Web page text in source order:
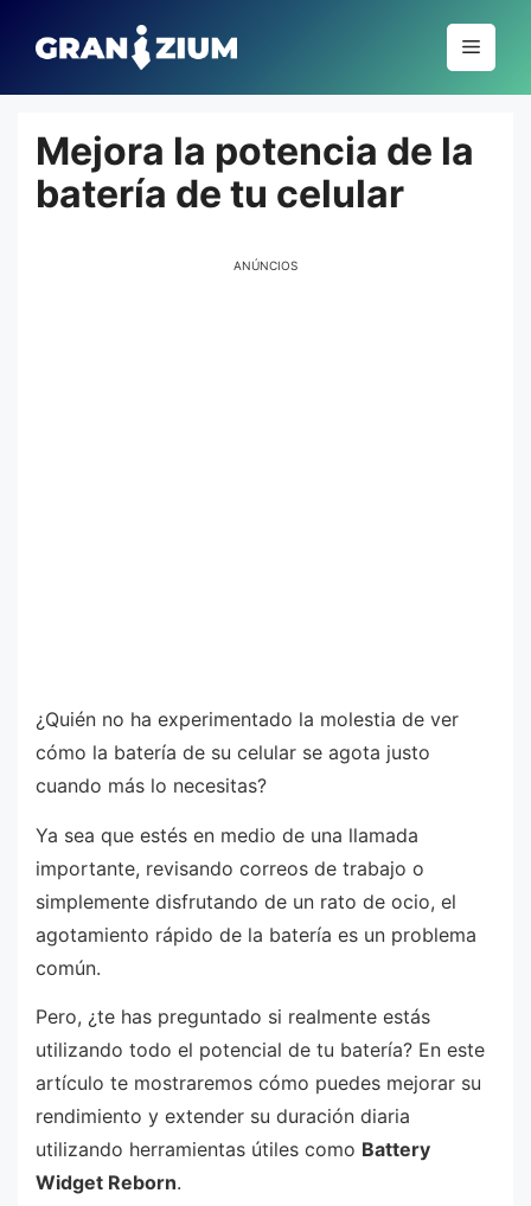
para
conteúdo
Menu
Mejora la potencia de la
batería de tu celular
ANÚNCIOS
¿Quién no ha experimentado la molestia de ver
cómo la batería de su celular se agota justo
cuando más lo necesitas?
Ya sea que estés en medio de una llamada
importante, revisando correos de trabajo o
simplemente disfrutando de un rato de ocio, el
agotamiento rápido de la batería es un problema
común.
Pero, ¿te has preguntado si realmente estás
utilizando todo el potencial de tu batería? En este
artículo te mostraremos cómo puedes mejorar su
rendimiento y extender su duración diaria
utilizando herramientas útiles como Battery
Widget Reborn.